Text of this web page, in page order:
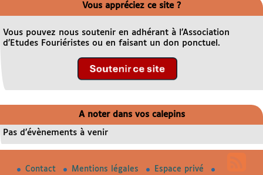
Vous appréciez ce site ?
Vous pouvez nous soutenir en adhérant à l’Association
d’Etudes Fouriéristes ou en faisant un don ponctuel.
A noter dans vos calepins
Pas d’évènements à venir
Contact Mentions légales Espace privé